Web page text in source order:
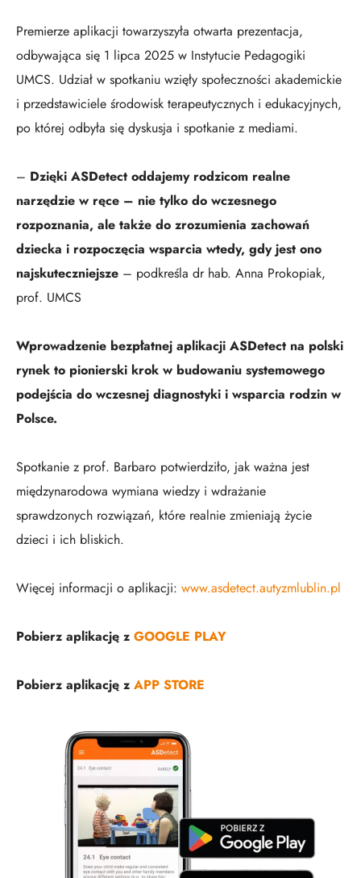
Premierze aplikacji towarzyszyła otwarta prezentacja,
odbywająca się 1 lipca 2025 w Instytucie Pedagogiki
UMCS. Udział w spotkaniu wzięły społeczności akademickie
i przedstawiciele środowisk terapeutycznych i edukacyjnych,
po której odbyła się dyskusja i spotkanie z mediami.
– Dzięki ASDetect oddajemy rodzicom realne
narzędzie w ręce – nie tylko do wczesnego
rozpoznania, ale także do zrozumienia zachowań
dziecka i rozpoczęcia wsparcia wtedy, gdy jest ono
najskuteczniejsze – podkreśla dr hab. Anna Prokopiak,
prof. UMCS
Wprowadzenie bezpłatnej aplikacji ASDetect na polski
rynek to pionierski krok w budowaniu systemowego
podejścia do wczesnej diagnostyki i wsparcia rodzin w
Polsce.
Spotkanie z prof. Barbaro potwierdziło, jak ważna jest
międzynarodowa wymiana wiedzy i wdrażanie
sprawdzonych rozwiązań, które realnie zmieniają życie
dzieci i ich bliskich.
Więcej informacji o aplikacji: www.asdetect.autyzmlublin.pl
Pobierz aplikację z GOOGLE PLAY
Pobierz aplikację z APP STORE